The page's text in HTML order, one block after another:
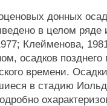
донных
в целом ряде
Клейменова,
осадков позднего
времени.
в стадию